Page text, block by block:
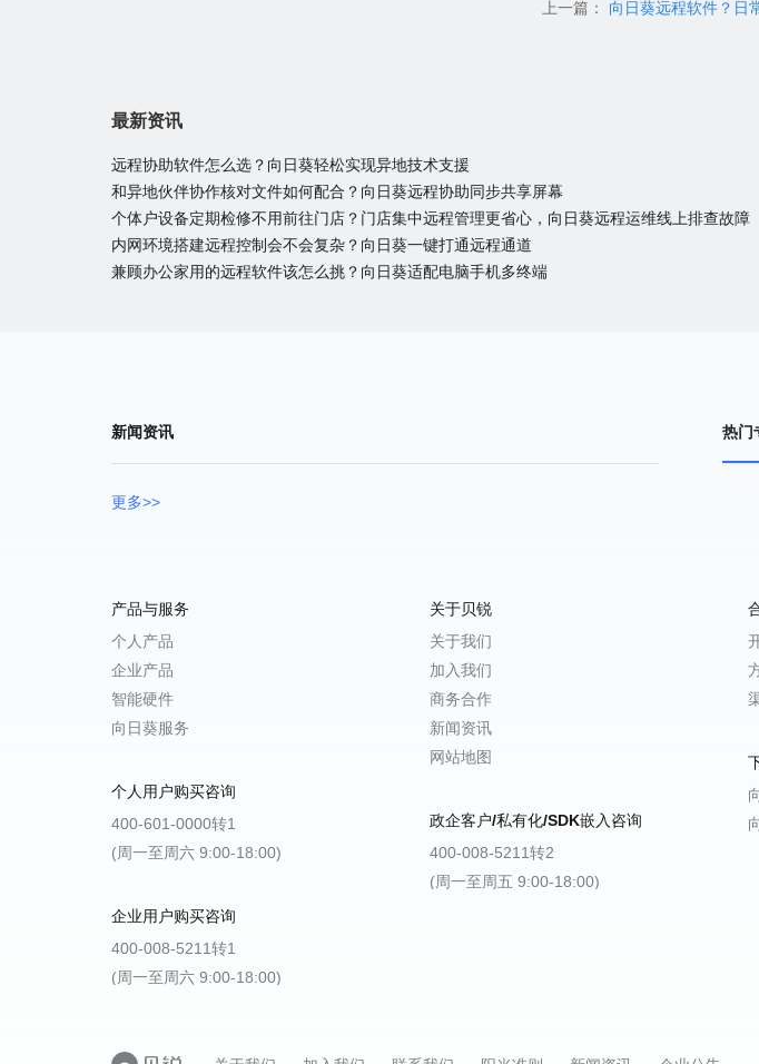
上一篇： 向日葵远程软件？日
最新资讯
远程协助软件怎么选？向日葵轻松实现异地技术支援
和异地伙伴协作核对文件如何配合？向日葵远程协助同步共享屏幕
个体户设备定期检修不用前往门店？门店集中远程管理更省心，向日葵远程运维线上排查故障
内网环境搭建远程控制会不会复杂？向日葵一键打通远程通道
兼顾办公家用的远程软件该怎么挑？向日葵适配电脑手机多终端
新闻资讯
更多>>
热门
产品与服务
个人产品
企业产品
智能硬件
向日葵服务
个人用户购买咨询
400-601-0000转1
(周一至周六 9:00-18:00)
企业用户购买咨询
400-008-5211转1
(周一至周六 9:00-18:00)
关于贝锐
关于我们
加入我们
商务合作
新闻资讯
网站地图
政企客户/私有化/SDK嵌入咨询
400-008-5211转2
(周一至周五 9:00-18:00)